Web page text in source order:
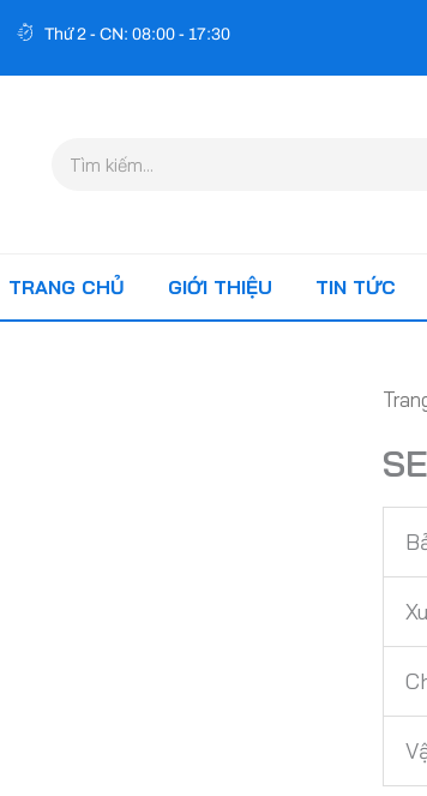
Thứ 2 - CN: 08:00 - 17:30
Tìm
TRANG CHỦ GIỚI THIỆU TIN TỨC